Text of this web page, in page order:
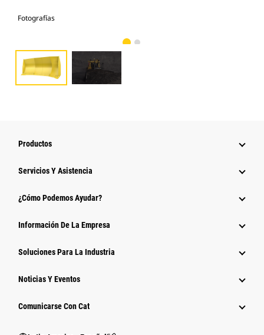
Fotografías
Productos
Servicios Y Asistencia
¿Cómo Podemos Ayudar?
Información De La Empresa
Soluciones Para La Industria
Noticias Y Eventos
Comunicarse Con Cat